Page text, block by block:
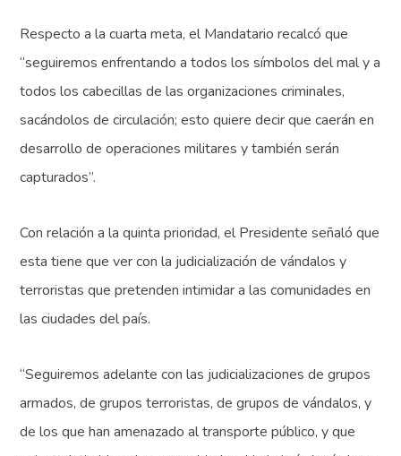
Respecto a la cuarta meta, el Mandatario recalcó que
“seguiremos enfrentando a todos los símbolos del mal y a
todos los cabecillas de las organizaciones criminales,
sacándolos de circulación; esto quiere decir que caerán en
desarrollo de operaciones militares y también serán
capturados”.
Con relación a la quinta prioridad, el Presidente señaló que
esta tiene que ver con la judicialización de vándalos y
terroristas que pretenden intimidar a las comunidades en
las ciudades del país.
“Seguiremos adelante con las judicializaciones de grupos
armados, de grupos terroristas, de grupos de vándalos, y
de los que han amenazado al transporte público, y que